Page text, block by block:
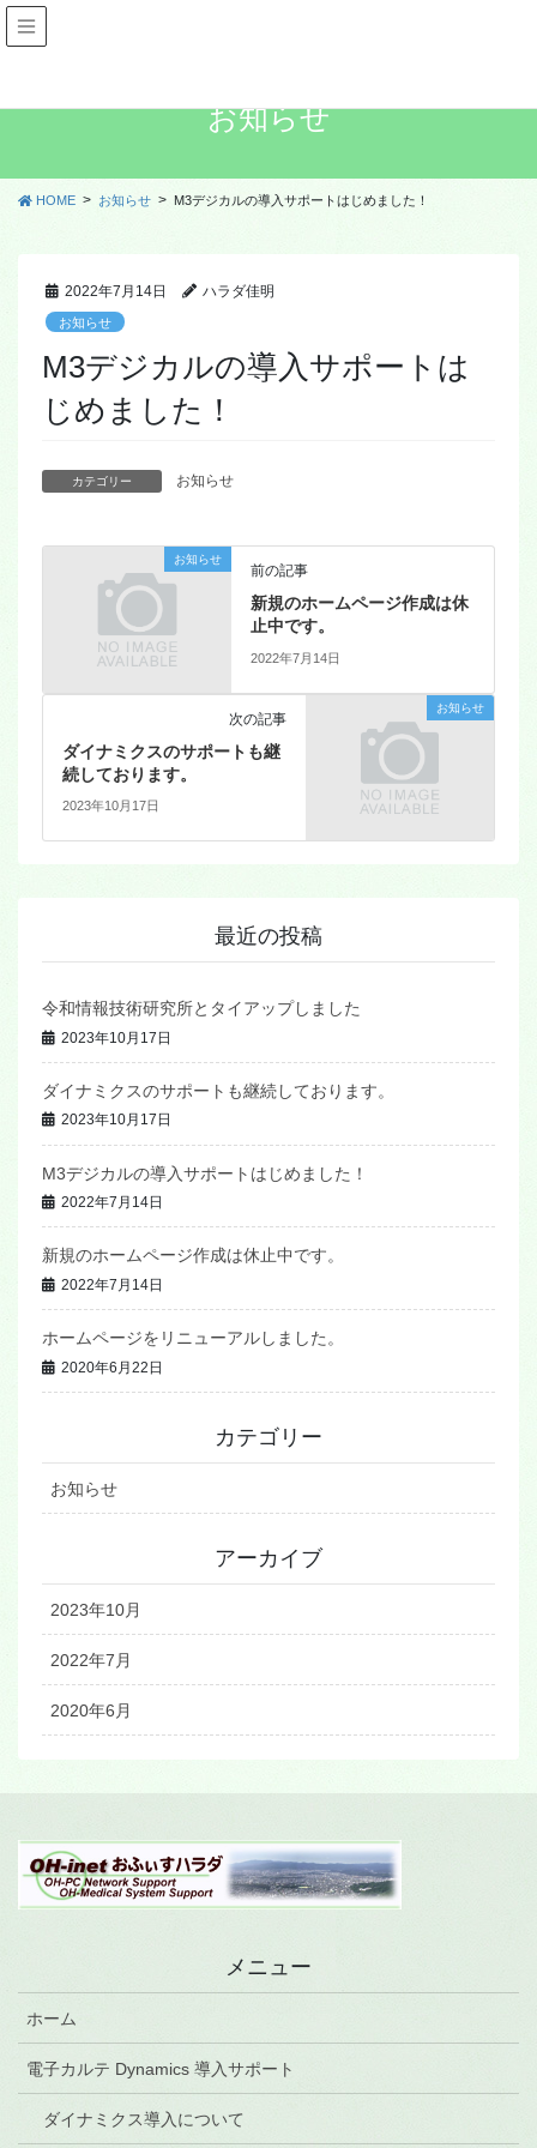
お知らせ
HOME お知らせ M3デジカルの導入サポートはじめました！
2022年7月14日 ハラダ佳明
お知らせ
M3デジカルの導入サポートは
じめました！
カテゴリー お知らせ
お知らせ
前の記事
新規のホームページ作成は休
止中です。
2022年7月14日
お知らせ
次の記事
ダイナミクスのサポートも継
続しております。
2023年10月17日
最近の投稿
令和情報技術研究所とタイアップしました
2023年10月17日
ダイナミクスのサポートも継続しております。
2023年10月17日
M3デジカルの導入サポートはじめました！
2022年7月14日
新規のホームページ作成は休止中です。
2022年7月14日
ホームページをリニューアルしました。
2020年6月22日
カテゴリー
お知らせ
アーカイブ
2023年10月
2022年7月
2020年6月
メニュー
ホーム
電子カルテ Dynamics 導入サポート
ダイナミクス導入について